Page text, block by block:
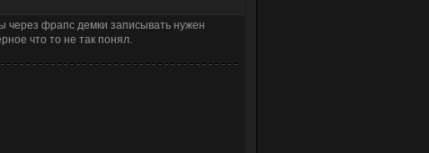
через фрапс демки записывать нужен
что то не так понял.